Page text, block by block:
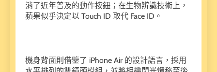
消了近年普及的動作按鈕；在生物辨識技術上，
蘋果似乎決定以 Touch ID 取代 Face ID。
機身背面則借鑒了 iPhone Air 的設計語言，採用